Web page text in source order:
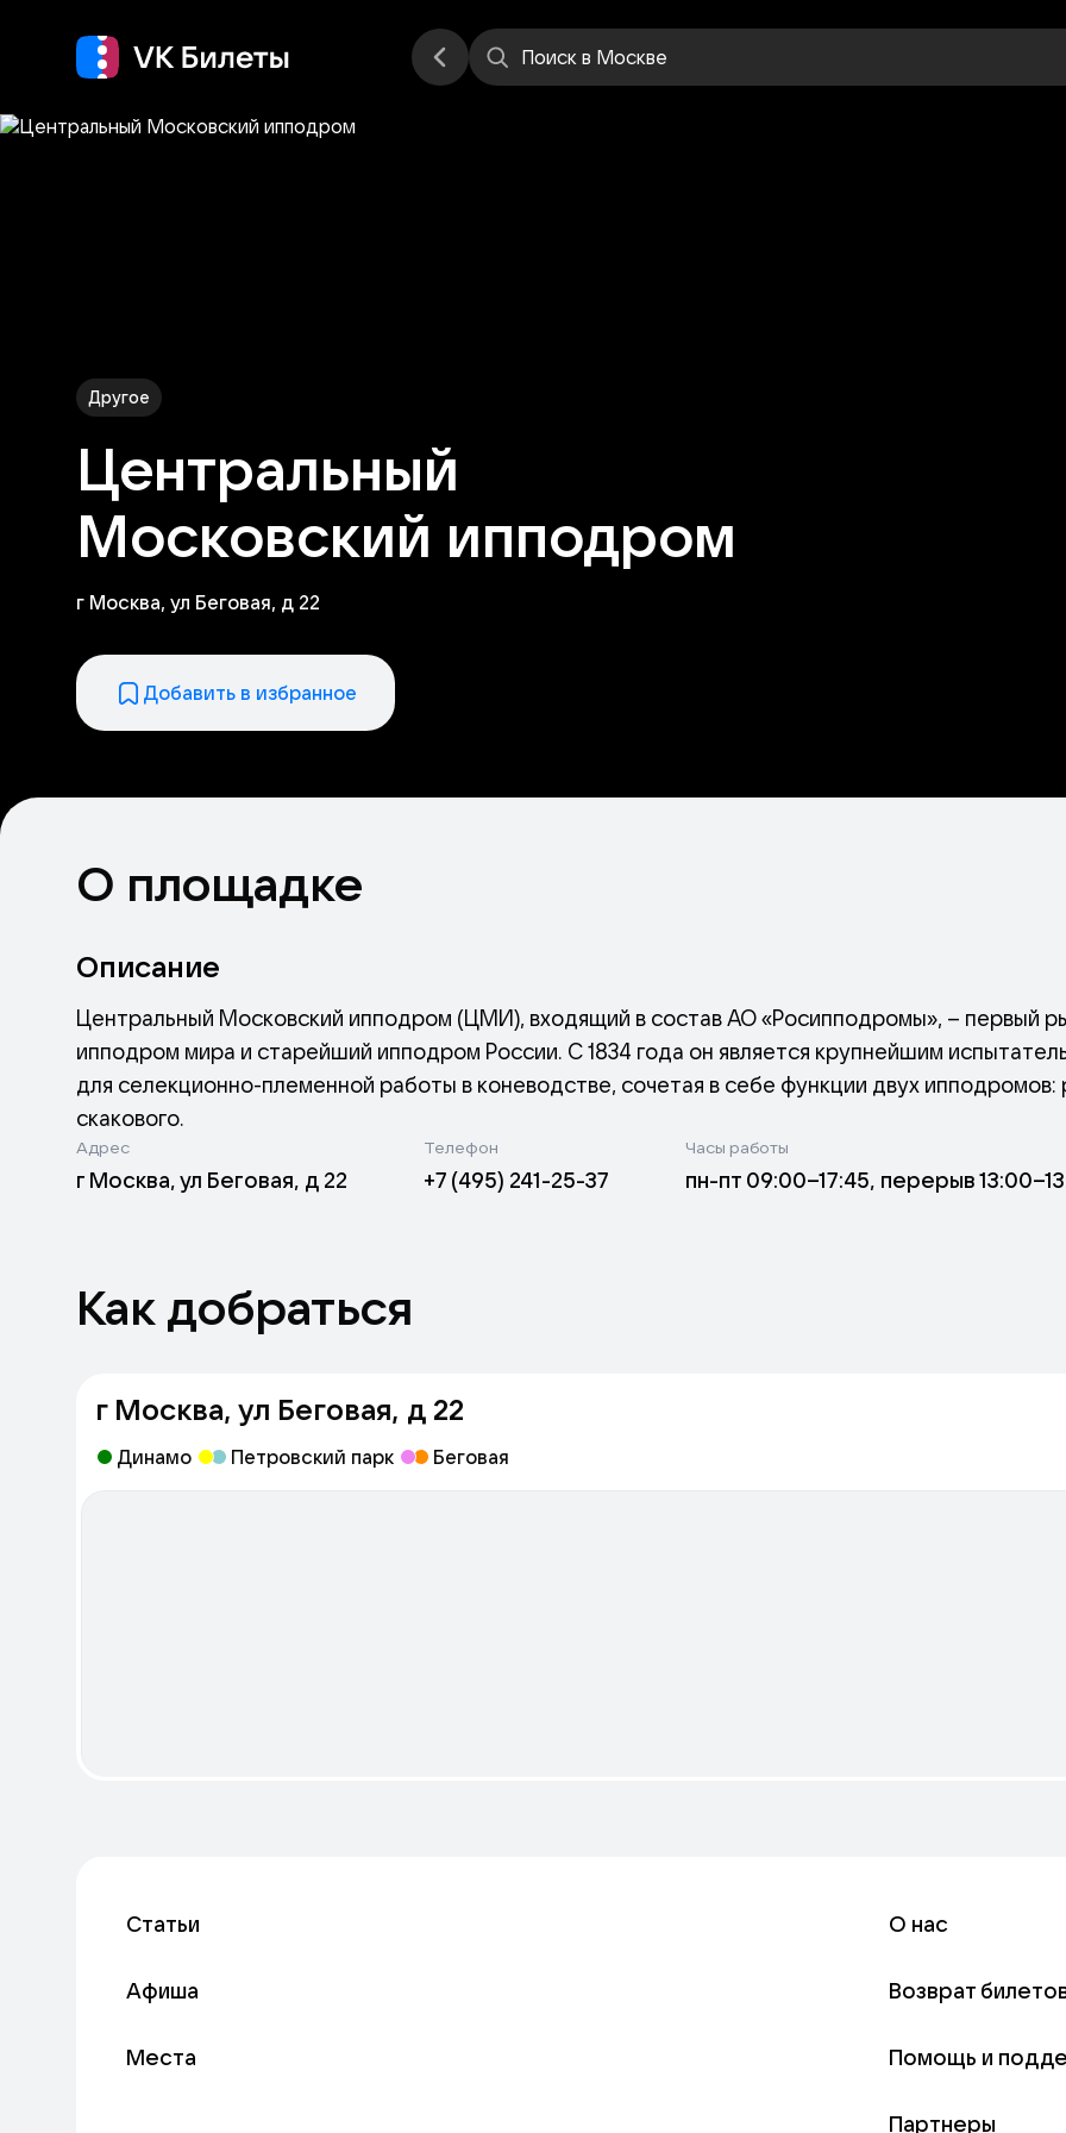
Поиск в Москве
Другое
Центральный
Московский ипподром
г Москва, ул Беговая, д 22
Добавить в избранное
О площадке
Описание
Центральный Московский ипподром (ЦМИ), входящий в состав АО «Росипподромы», – первый
ипподром мира и старейший ипподром России. С 1834 года он является крупнейшим
для селекционно-племенной работы в коневодстве, сочетая в себе функции двух ипподромов:
скакового.
Центральный Московский ипподром - один из немногих ипподромов в стране, где испытания
чистокровной верховой и арабской пород.
Адрес
г Москва, ул Беговая, д 22
Телефон
+7 (495) 241-25-37
Часы работы
пн-пт 09:00–17:45, перерыв
Как добраться
г Москва, ул Беговая, д 22
Динамо Петровский парк Беговая
Статьи
Афиша
Места
О нас
Возврат
Помощь и
Партнеры